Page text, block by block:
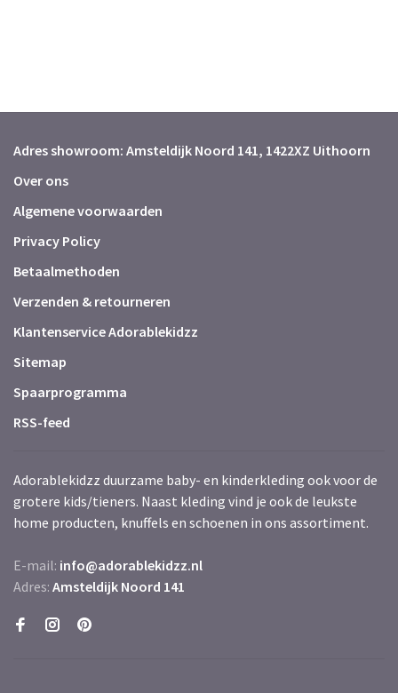
Adres showroom: Amsteldijk Noord 141, 1422XZ Uithoorn
Over ons
Algemene voorwaarden
Privacy Policy
Betaalmethoden
Verzenden & retourneren
Klantenservice Adorablekidzz
Sitemap
Spaarprogramma
RSS-feed
Adorablekidzz duurzame baby- en kinderkleding ook voor de
grotere kids/tieners. Naast kleding vind je ook de leukste
home producten, knuffels en schoenen in ons assortiment.
E-mail: info@adorablekidzz.nl
Adres: Amsteldijk Noord 141